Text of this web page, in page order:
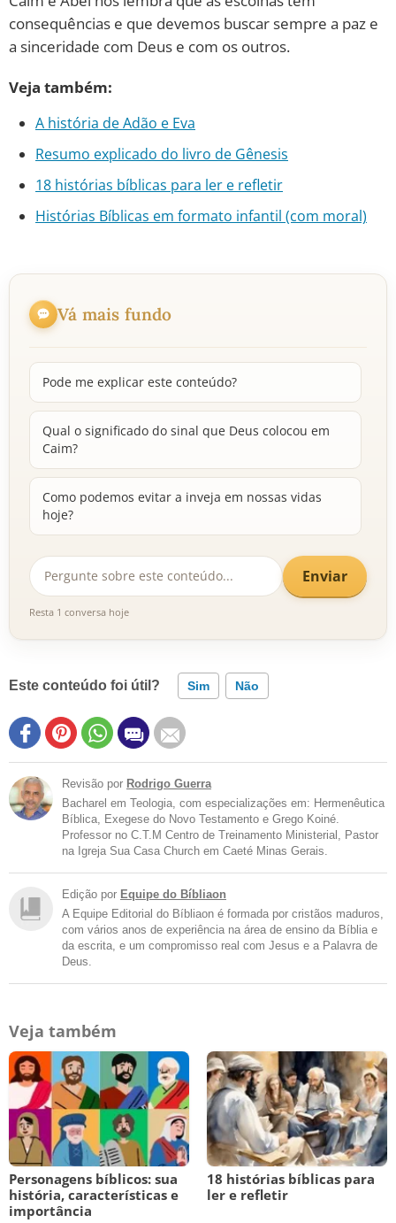
consequências e que devemos buscar sempre a paz e
a sinceridade com Deus e com os outros.
Veja também:
A história de Adão e Eva
Resumo explicado do livro de Gênesis
18 histórias bíblicas para ler e refletir
Histórias Bíblicas em formato infantil (com moral)
Vá mais fundo
Pode me explicar este conteúdo?
Qual o significado do sinal que Deus colocou em
Caim?
Como podemos evitar a inveja em nossas vidas
hoje?
Enviar
Resta 1 conversa hoje
Este conteúdo foi útil? Sim Não
Revisão por Rodrigo Guerra
Bacharel em Teologia, com especializações em: Hermenêutica
Bíblica, Exegese do Novo Testamento e Grego Koiné.
Professor no C.T.M Centro de Treinamento Ministerial, Pastor
na Igreja Sua Casa Church em Caeté Minas Gerais.
Edição por Equipe do Bíbliaon
A Equipe Editorial do Bíbliaon é formada por cristãos maduros,
com vários anos de experiência na área de ensino da Bíblia e
da escrita, e um compromisso real com Jesus e a Palavra de
Deus.
Veja também
Personagens bíblicos: sua
história, características e
importância
18 histórias bíblicas para
ler e refletir